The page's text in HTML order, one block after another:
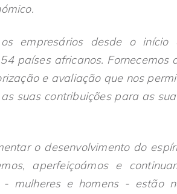
empresários desde o início
países africanos. Fornecemos
e avaliação que nos
suas contribuições para as
o desenvolvimento do
aperfeiçoámos e
- mulheres e homens - estão